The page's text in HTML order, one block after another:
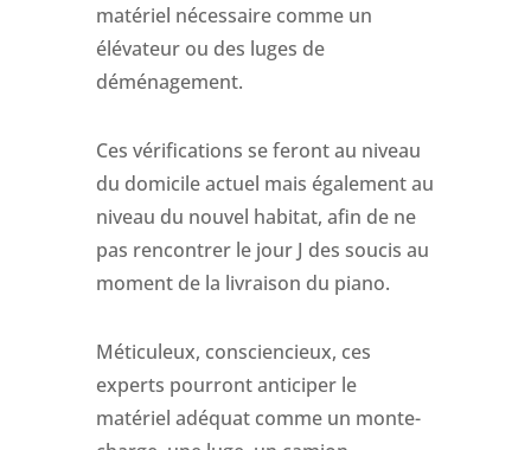
matériel nécessaire comme un
élévateur ou des luges de
déménagement.
Ces vérifications se feront au niveau
du domicile actuel mais également au
niveau du nouvel habitat, afin de ne
pas rencontrer le jour J des soucis au
moment de la livraison du piano.
Méticuleux, consciencieux, ces
experts pourront anticiper le
matériel adéquat comme un monte-